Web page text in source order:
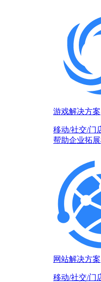
游戏解决方案
移动/社交/门
帮助企业拓
网站解决方案
移动/社交/门